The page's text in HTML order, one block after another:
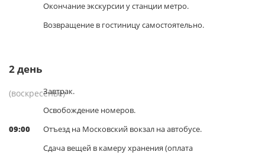
Окончание экскурсии у станции метро.
Возвращение в гостиницу самостоятельно.
2день
(воскресенье)
Завтрак.
Освобождение номеров.
09:00
Отъезд на Московский вокзал на автобусе.
Сдача вещей в камеру хранения (оплата